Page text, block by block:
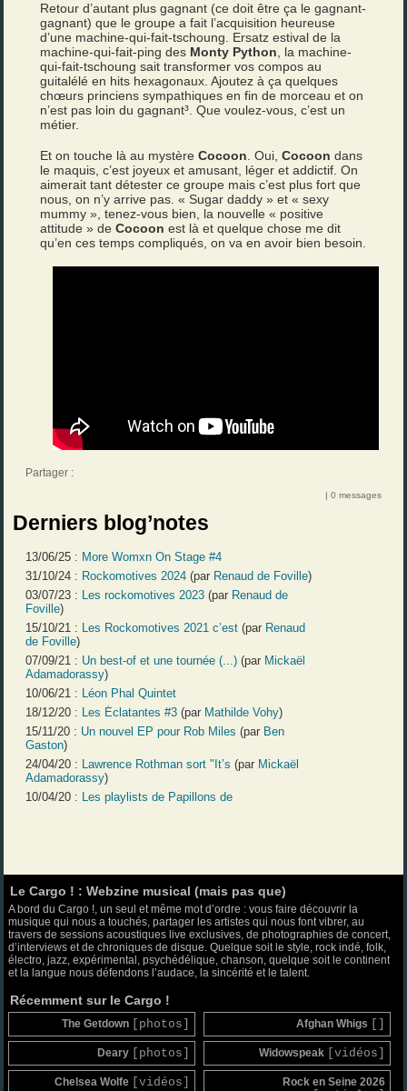
Retour d’autant plus gagnant (ce doit être ça le gagnant-
gagnant) que le groupe a fait l’acquisition heureuse
d’une machine-qui-fait-tschoung. Ersatz estival de la
machine-qui-fait-ping des Monty Python , la machine-
qui-fait-tschoung sait transformer vos compos au
guitalélé en hits hexagonaux. Ajoutez à ça quelques
chœurs princiens sympathiques en fin de morceau et on
n’est pas loin du gagnant³. Que voulez-vous, c’est un
métier.
Et on touche là au mystèreCocoon . Oui,Cocoon dans
le maquis, c’est joyeux et amusant, léger et addictif. On
aimerait tant détester ce groupe mais c’est plus fort que
nous, on n’y arrive pas. « Sugar daddy » et « sexy
mummy », tenez-vous bien, la nouvelle « positive
attitude » deCocoon est là et quelque chose me dit
qu’en ces temps compliqués, on va en avoir bien besoin.
Partager :
| 0 messages
Derniers blog’notes
13/06/25 : More Womxn On Stage #4
31/10/24 : Rockomotives 2024 (par Renaud de Foville)
03/07/23 :
Les rockomotives 2023 (par Renaud de
Foville)
15/10/21 :
Les Rockomotives 2021 c’est (par Renaud
de Foville)
07/09/21 : Un best-of et une tournée (...) (par Mickaël
Adamadorassy)
10/06/21 :
Léon Phal Quintet
18/12/20 :
Les Éclatantes #3 (par Mathilde Vohy)
15/11/20 : Un nouvel EP pour Rob Miles (par Ben
Gaston)
24/04/20 :
Lawrence Rothman sort "It’s (par Mickaël
Adamadorassy)
10/04/20 :
Les playlists de Papillons de
Le Cargo ! : Webzine musical (mais pas que)
A bord du Cargo !, un seul et même mot d’ordre : vous faire découvrir la
musique qui nous a touchés, partager les artistes qui nous font vibrer, au
travers de sessions acoustiques live exclusives, de photographies de concert,
d’interviews et de chroniques de disque. Quelque soit le style, rock indé, folk,
électro, jazz, expérimental, psychédélique, chanson, quelque soit le continent
et la langue nous défendons l’audace, la sincérité et le talent.
Récemment sur le Cargo !
The Getdown [photos] Afghan Whigs
Deary [photos] Widowspeak [vidéos]
Chelsea Wolfe [vidéos] Rock en Seine 2026